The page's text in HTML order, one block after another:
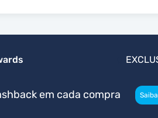
em cada compra